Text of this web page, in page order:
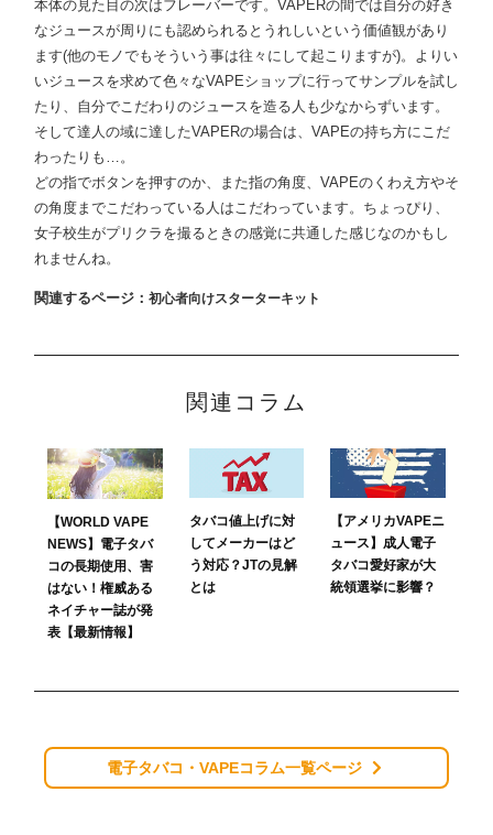
本体の見た目の次はフレーバーです。VAPERの間では自分の好き
なジュースが周りにも認められるとうれしいという価値観があり
ます(他のモノでもそういう事は往々にして起こりますが)。よりい
いジュースを求めて色々なVAPEショップに行ってサンプルを試し
たり、自分でこだわりのジュースを造る人も少なからずいます。
そして達人の域に達したVAPERの場合は、VAPEの持ち方にこだ
わったりも…。
どの指でボタンを押すのか、また指の角度、VAPEのくわえ方やそ
の角度までこだわっている人はこだわっています。ちょっぴり、
女子校生がプリクラを撮るときの感覚に共通した感じなのかもし
れませんね。
関連するページ： 初心者向けスターターキット
関連コラム
【WORLD VAPE
NEWS】電子タバ
コの長期使用、害
はない！権威ある
ネイチャー誌が発
表【最新情報】
タバコ値上げに対
してメーカーはど
う対応？JTの見解
とは
【アメリカVAPEニ
ュース】成人電子
タバコ愛好家が大
統領選挙に影響？
電子タバコ・VAPEコラム一覧ページ